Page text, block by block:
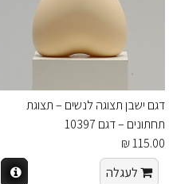
דגם ישבן תצוגה לנשים – תצוגת
תחתונים – דגם 10397
115.00 ₪
לעגלה